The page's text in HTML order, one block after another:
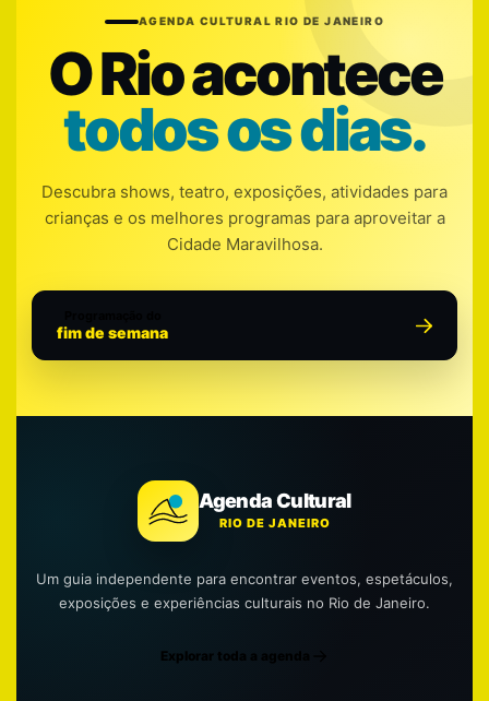
AGENDA CULTURAL RIO DE JANEIRO
O Rio acontece
todos os dias.
Descubra shows, teatro, exposições, atividades para
crianças e os melhores programas para aproveitar a
Cidade Maravilhosa.
fim de semana
Agenda Cultural
RIO DE JANEIRO
Um guia independente para encontrar eventos, espetáculos,
exposições e experiências culturais no Rio de Janeiro.
Explorar toda a agenda